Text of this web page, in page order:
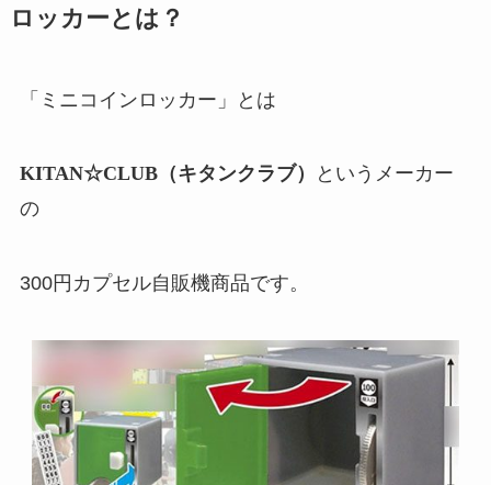
ロッカーとは？
「ミニコインロッカー」とは
KITAN☆CLUB（キタンクラブ）
というメーカー
の
300円カプセル自販機商品です。